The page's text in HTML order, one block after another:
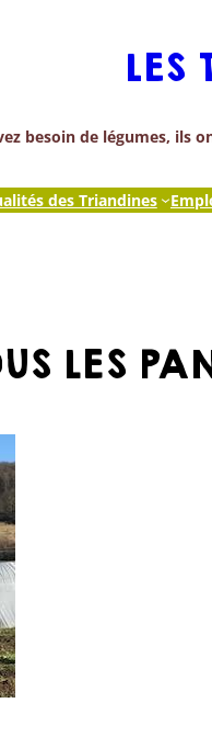
LES
besoin de légumes, ils
des Triandines
LES